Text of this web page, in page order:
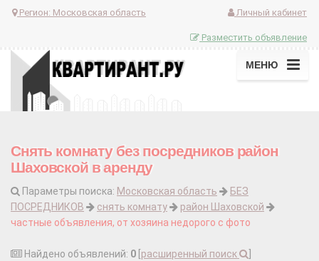
Регион: Московская область Личный кабинет
Разместить объявление
МЕНЮ
Снять комнату без посредников район
Шаховской в аренду
Параметры поиска: Московская область
БЕЗ
ПОСРЕДНИКОВ
снять комнату
район Шаховской
частные объявления, от хозяина недорого с фото
Найдено объявлений: 0 расширенный поиск